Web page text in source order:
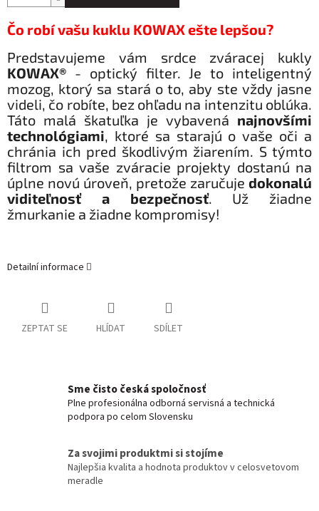
Čo robí vašu kuklu KOWAX ešte lepšou?
Predstavujeme vám srdce zváracej kukly
KOWAX® - optický filter. Je to inteligentný
mozog, ktorý sa stará o to, aby ste vždy jasne
videli, čo robíte, bez ohľadu na intenzitu oblúka.
Táto malá škatuľka je vybavená najnovšími
technológiami, ktoré sa starajú o vaše oči a
chránia ich pred škodlivým žiarením. S týmto
filtrom sa vaše zváracie projekty dostanú na
úplne novú úroveň, pretože zaručuje dokonalú
viditeľnosť a bezpečnosť. Už žiadne
žmurkanie a žiadne kompromisy!
Detailní informace
ZEPTAT SE HLÍDAT SDÍLET
Sme čisto česká spoločnosť
Plne profesionálna odborná servisná a technická
podpora po celom Slovensku
Za svojimi produktmi si stojíme
Najlepšia kvalita a hodnota produktov v celosvetovom
meradle